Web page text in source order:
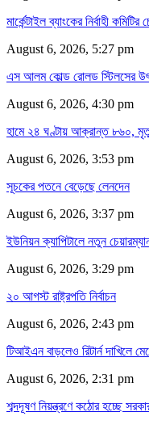
মার্কেন্টাইল ব্যাংকের নির্বাহী
August 6, 2026, 5:27 pm
এস আলম কোল্ড রোলড স্টিলসের
August 6, 2026, 4:30 pm
হামে ২৪ ঘণ্টায় আক্রান্ত ৮৬০,
August 6, 2026, 3:53 pm
সূচকের পতনে বেড়েছে লেনদেন
August 6, 2026, 3:37 pm
ইউনিয়ন ক্যাপিটালে নতুন
August 6, 2026, 3:29 pm
২০ আগস্ট রাষ্ট্রপতি নির্বাচন
August 6, 2026, 2:43 pm
টিআইএন বাড়লেও রিটার্ন দাখিলে
August 6, 2026, 2:31 pm
শব্দদূষণ নিয়ন্ত্রণে কঠোর হচ্ছে